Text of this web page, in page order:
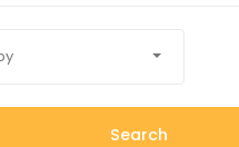
Search